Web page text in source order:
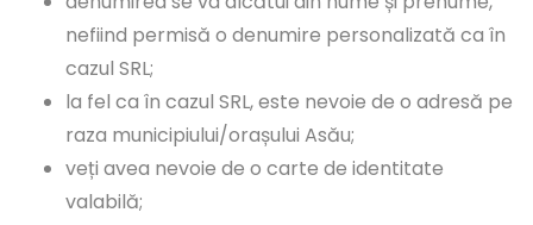
nefiind permisă o denumire personalizată ca în
cazul SRL;
la fel ca în cazul SRL, este nevoie de o adresă pe
raza municipiului/orașului Asău;
veți avea nevoie de o carte de identitate
valabilă;